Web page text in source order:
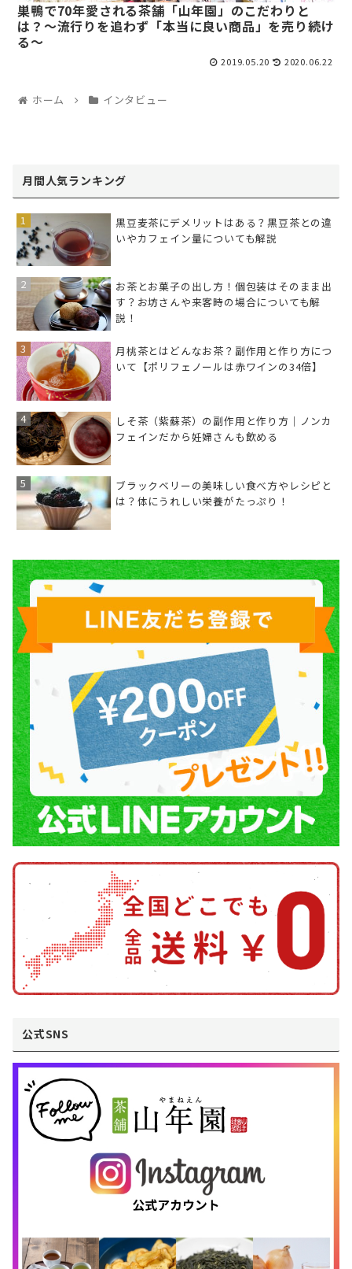
巣鴨で70年愛される茶舗「山年園」のこだわりと
は？〜流行りを追わず「本当に良い商品」を売り続け
る〜
2019.05.20 2020.06.22
ホーム インタビュー
月間人気ランキング
黒豆麦茶にデメリットはある？黒豆茶との違
いやカフェイン量についても解説
お茶とお菓子の出し方！個包装はそのまま出
す？お坊さんや来客時の場合についても解
説！
月桃茶とはどんなお茶？副作用と作り方につ
いて【ポリフェノールは赤ワインの34倍】
しそ茶（紫蘇茶）の副作用と作り方｜ノンカ
フェインだから妊婦さんも飲める
ブラックベリーの美味しい食べ方やレシピと
は？体にうれしい栄養がたっぷり！
公式SNS